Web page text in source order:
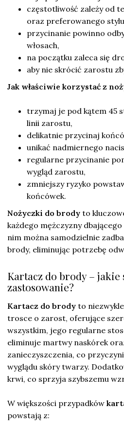
częstotliwość zależy od
oraz preferowanego
przycinanie powinno
włosach,
na początku zaleca się
aby nie skrócić zarostu
Jak właściwie korzystać z
trzymaj je pod kątem 45
linii zarostu,
delikatnie przycinaj
unikać nadmiernego
regularne przycinanie
wygląd zarostu,
zmniejszy ryzyko
końcówek.
Nożyczki do brody to
każdego mężczyzny
nim można samodzielnie
brody, eliminując potrzebę
Kartacz do brody – jakie
zastosowanie?
Kartacz do brody to
trosce o zarost, oferujące
wszystkim, jego regularne
eliminuje martwy naskórek
zanieczyszczenia, co
wyglądu skóry twarzy.
krwi, co sprzyja szybszemu
W większości przypadków
powstają z: